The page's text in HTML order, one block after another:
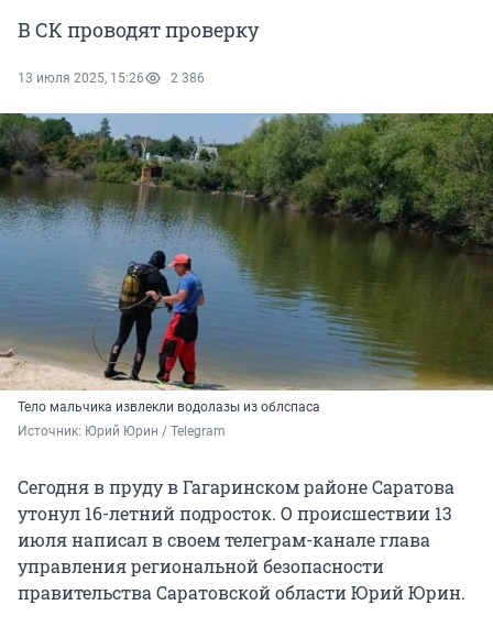
В СК проводят проверку
13 июля 2025, 15:26 2 386
Тело мальчика извлекли водолазы из облспаса
Источник: Юрий Юрин / Telegram
Сегодня в пруду в Гагаринском районе Саратова
утонул 16-летний подросток. О происшествии 13
июля написал в своем телеграм-канале глава
управления региональной безопасности
правительства Саратовской области Юрий Юрин.